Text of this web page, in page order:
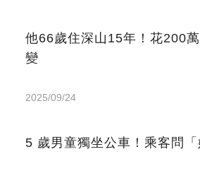
他66歲住深山15年！花200
變
2025/09/24
5 歲男童獨坐公車！乘客問